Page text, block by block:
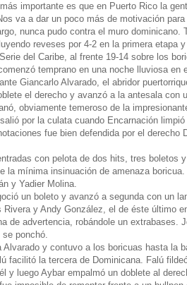
importante es que en Puerto Rico la
va a dar un poco más de motivación
nunca pudo contra el muro
reveses por 4-2 en la primera etapa
del Caribe, al frente 19-14 sobre los
temprano en una noche lluviosa
Giancarlo Alvarado, el abridor
el derecho y avanzó a la antesala con
obviamente temeroso de la
por la culata cuando Encarnación
fue bien defendida por el
con pelota de dos hits, tres boletos
la mínima insinuación de amenaza
y Yadier Molina.
un boleto y avanzó a segunda con un
Rivera y Andy González, el de éste último
de advertencia, robándole un extrabases.
se ponchó.
Alvarado y contuvo a los boricuas hasta la
facilitó la tercera de Dominicana. Falú
y luego Aybar empalmó un doblete al